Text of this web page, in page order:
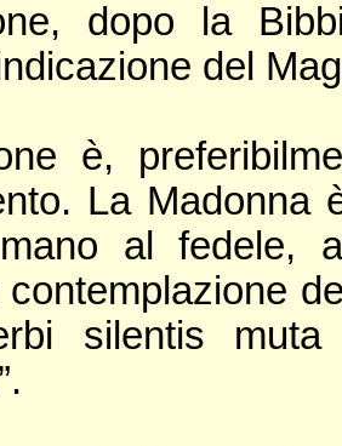
dopo la
del
è,
La Madonna
al fedele,
silentis